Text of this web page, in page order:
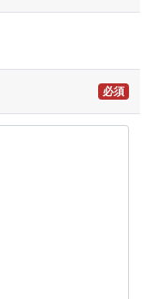
必須